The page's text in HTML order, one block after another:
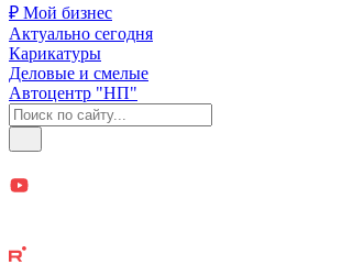
₽ Мой бизнес
Актуально сегодня
Карикатуры
Деловые и смелые
Автоцентр "НП"